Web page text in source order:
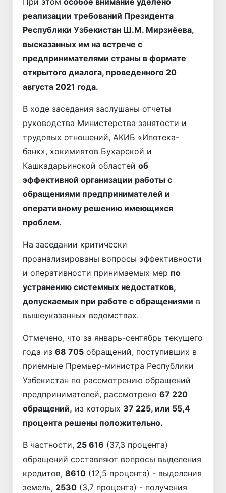
реализации требований Президента
Республики Узбекистан Ш.М. Мирзиёева,
высказанных им на встрече с
предпринимателями страны в формате
открытого диалога, проведенного 20
августа 2021 года.
В ходе заседания заслушаны отчеты
руководства Министерства занятости и
трудовых отношений, АКИБ «Ипотека-
банк», хокимиятов Бухарской и
Кашкадарьинской областей об
эффективной организации работы с
обращениями предпринимателей и
оперативному решению имеющихся
проблем.
На заседании критически
проанализированы вопросы эффективности
и оперативности принимаемых мер по
устранению системных недостатков,
допускаемых при работе с обращениями в
вышеуказанных ведомствах.
Отмечено, что за январь-сентябрь текущего
года из 68 705 обращений, поступивших в
приемные Премьер-министра Республики
Узбеки­стан по рассмотрению обращений
предпринимателей, рассмотрено 67 220
обращений, из которых 37 225, или 55,4
процента решены положительно.
В частности, 25 616 (37,3 процента)
обращений составляют вопросы выделения
кредитов, 8610 (12,5 процента) - выделения
земель, 2530 (3,7 процента) - получения